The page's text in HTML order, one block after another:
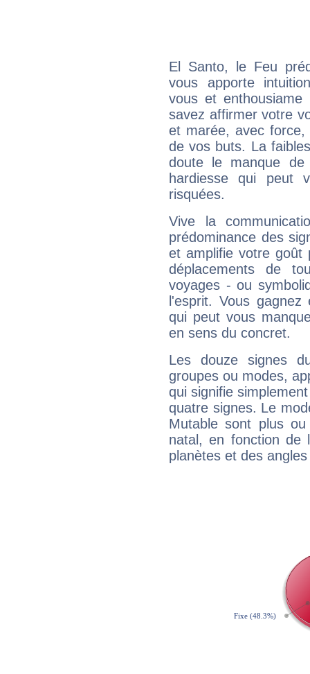
El Santo, le Feu
vous apporte
vous et
savez affirmer votre
et marée, avec
de vos buts. La
doute le manque
hardiesse qui peut
risquées.
Vive la
prédominance des
et amplifie votre goût
déplacements de
voyages - ou
l'esprit. Vous
qui peut vous
en sens du concret.
Les douze signes
groupes ou modes,
qui signifie
quatre signes. Le
Mutable sont plus
natal, en fonction de
planètes et des